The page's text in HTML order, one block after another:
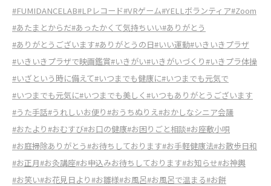
#FUMIDANCELAB#LPレコード#VRゲーム#YELLボランティア#Zoom
#あたまとからだ#あったかくて気持ちいい#ありがとう
#ありがとうございます#ありがとうの日#いい運動#いきいきプラザ
#いきいきプラザで映画鑑賞#いきがい#いきがいづくり#いきプラ体操
#いざという時に備えて#いつまでも健康に#いつまでも元気で
#いつまでも元気に#いつまでも美しく #いつもありがとうございます
#うた手話#うれしいお便り#おうちぬりえ#おかしなシニア会議
#おたより#おむすび#お口の健康#お困りごと相談#お座敷小唄
#お庭掃除ありがとう#お待ちしております#お手軽健康法#お散歩日和
#お正月#お灸講座#お申込みお待ちしております#お知らせ#お神輿
#お笑い#お花見日より#お雛様#お風呂#お風呂で温まる#お餅